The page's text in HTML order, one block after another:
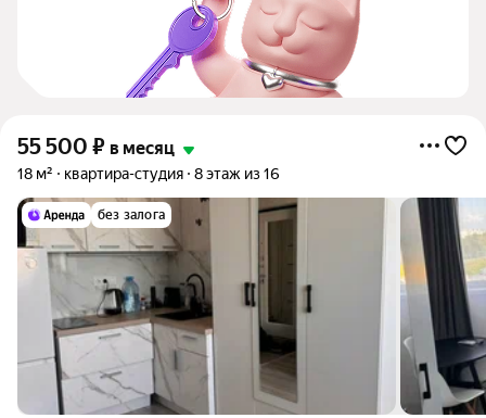
55 500 ₽ в месяц
18 м² квартира-студия 8 этаж из 16
без залога